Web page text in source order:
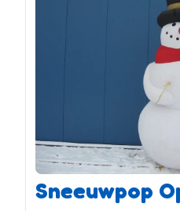
Sneeuwpop